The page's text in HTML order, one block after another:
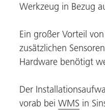
Werkzeug in Bezug
Ein großer Vorteil
zusätzlichen
Hardware benötigt
Der
vorab bei WMS in